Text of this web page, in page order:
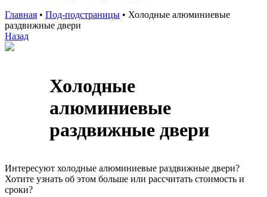
Главная • Под-подстраницы • Холодные алюминиевые
раздвижные двери
Назад
Холодные
алюминиевые
раздвижные двери
Интересуют холодные алюминиевые раздвижные двери?
Хотите узнать об этом больше или рассчитать стоимость и
сроки?